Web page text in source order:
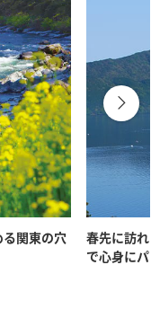
関東の穴
春先に訪
で心身に